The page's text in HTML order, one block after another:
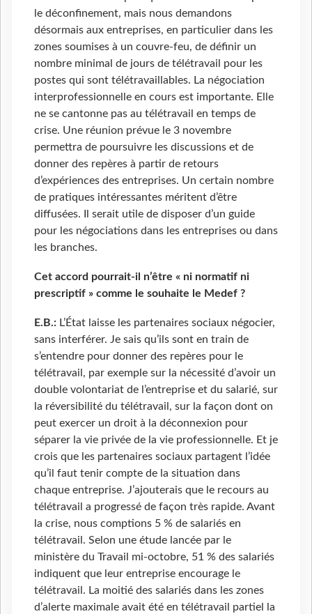
le déconfinement, mais nous demandons
désormais aux entreprises, en particulier dans les
zones soumises à un couvre-feu, de définir un
nombre minimal de jours de télétravail pour les
postes qui sont télétravaillables. La négociation
interprofessionnelle en cours est importante. Elle
ne se cantonne pas au télétravail en temps de
crise. Une réunion prévue le 3 novembre
permettra de poursuivre les discussions et de
donner des repères à partir de retours
d’expériences des entreprises. Un certain nombre
de pratiques intéressantes méritent d’être
diffusées. Il serait utile de disposer d’un guide
pour les négociations dans les entreprises ou dans
les branches.
Cet accord pourrait-il n’être « ni normatif ni
prescriptif » comme le souhaite le Medef ?
E.B.: L’État laisse les partenaires sociaux négocier,
sans interférer. Je sais qu’ils sont en train de
s’entendre pour donner des repères pour le
télétravail, par exemple sur la nécessité d’avoir un
double volontariat de l’entreprise et du salarié, sur
la réversibilité du télétravail, sur la façon dont on
peut exercer un droit à la déconnexion pour
séparer la vie privée de la vie professionnelle. Et je
crois que les partenaires sociaux partagent l’idée
qu’il faut tenir compte de la situation dans
chaque entreprise. J’ajouterais que le recours au
télétravail a progressé de façon très rapide. Avant
la crise, nous comptions 5 % de salariés en
télétravail. Selon une étude lancée par le
ministère du Travail mi-octobre, 51 % des salariés
indiquent que leur entreprise encourage le
télétravail. La moitié des salariés dans les zones
d’alerte maximale avait été en télétravail partiel la